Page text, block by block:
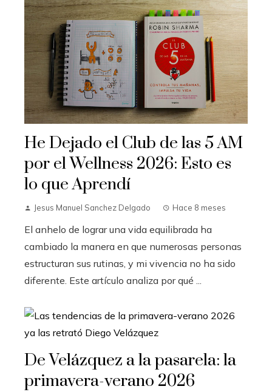
He Dejado el Club de las 5 AM
por el Wellness 2026: Esto es
lo que Aprendí
Jesus Manuel Sanchez Delgado Hace 8 meses
El anhelo de lograr una vida equilibrada ha
cambiado la manera en que numerosas personas
estructuran sus rutinas, y mi vivencia no ha sido
diferente. Este artículo analiza por qué ...
De Velázquez a la pasarela: la
primavera-verano 2026